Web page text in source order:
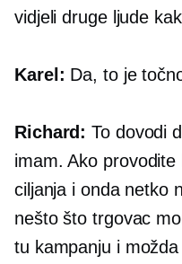
vidjeli druge ljude
Karel: Da, to je
Richard: To dovodi
imam. Ako
ciljanja i onda netko
nešto što trgovac
tu kampanju i